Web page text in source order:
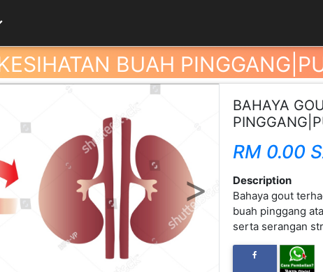
BUAH
Next
BAHAYA
RM 0.00
Description
Bahaya gout
buah pinggang
serta serangan